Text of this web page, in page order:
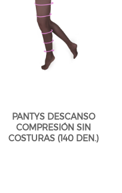
PANTYS DESCANSO
COMPRESIÓN SIN
COSTURAS (140 DEN.)